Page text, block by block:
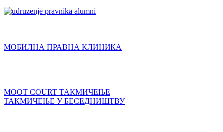
МОБИЛНА ПРАВНА КЛИНИКА
MOOT COURT ТАКМИЧЕЊЕ
ТАКМИЧЕЊЕ У БЕСЕДНИШТВУ